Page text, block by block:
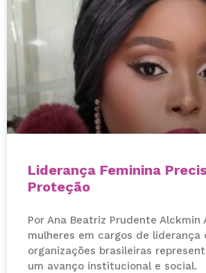
Liderança Feminina
Proteção
Por Ana Beatriz Prudente Alckmin
mulheres em cargos de liderança
organizações brasileiras
um avanço institucional e social.